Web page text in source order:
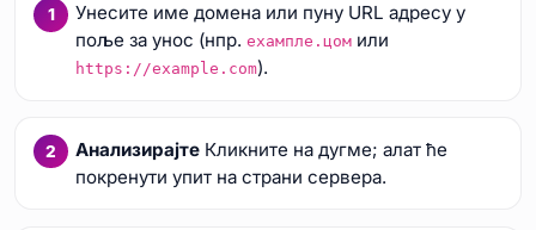
Унесите име домена или пуну URL адресу у
поље за унос (нпр. еxампле.цомили
https://example.com).
АнализирајтеКликните на дугме; алат ће
покренути упит на страни сервера.